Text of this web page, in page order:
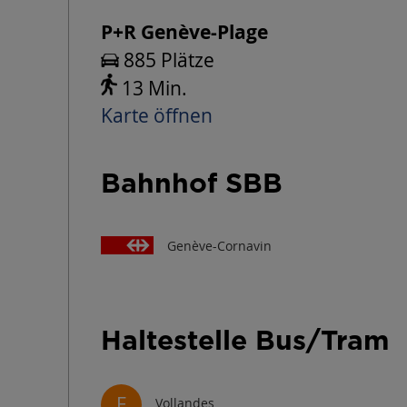
P+R Genève-Plage
885 Plätze
13 Min.
Karte öffnen
Bahnhof SBB
Genève-Cornavin
Haltestelle Bus/Tram
Vollandes